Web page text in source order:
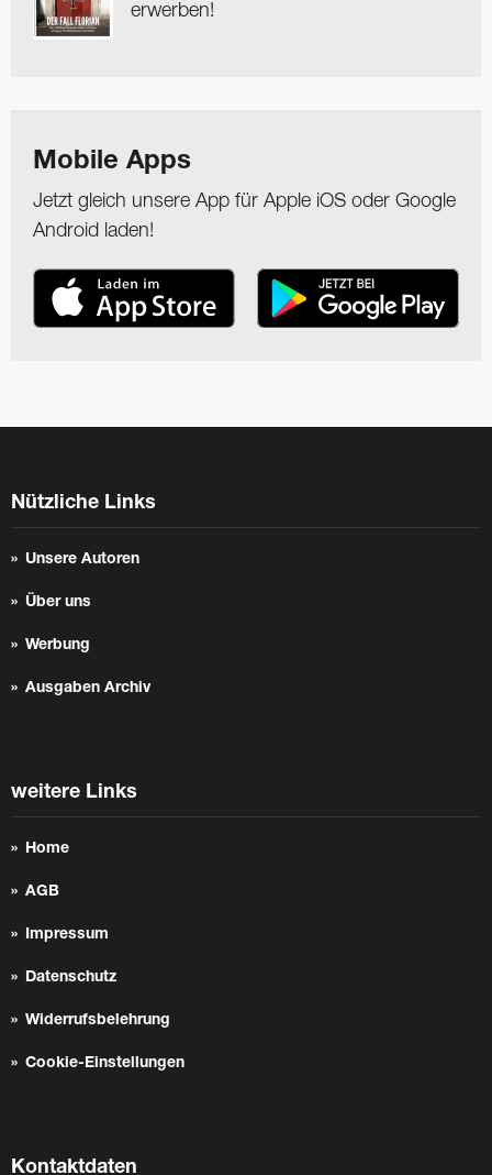
erwerben!
Mobile Apps
Jetzt gleich unsere App für Apple iOS oder Google
Android laden!
Nützliche Links
Unsere Autoren
Über uns
Werbung
Ausgaben Archiv
weitere Links
Home
AGB
Impressum
Datenschutz
Widerrufsbelehrung
Cookie-Einstellungen
Kontaktdaten